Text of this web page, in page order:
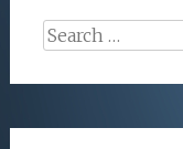
Search